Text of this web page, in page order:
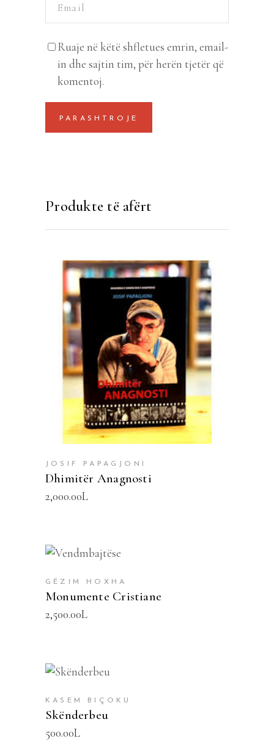
Ruaje në këtë shfletues emrin, email-
in dhe sajtin tim, për herën tjetër që
komentoj.
Produkte të afërt
SHTOJE NË SHPORTË
JOSIF PAPAGJONI
Dhimitër Anagnosti
2,000.00L
SHTOJE NË SHPORTË
GËZIM HOXHA
Monumente Cristiane
2,500.00L
KASEM BIÇOKU
Skënderbeu
500.00L